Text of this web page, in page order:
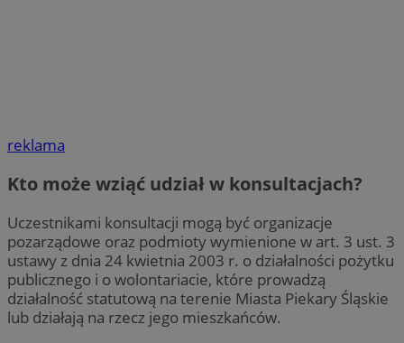
reklama
Kto może wziąć udział w konsultacjach?
Uczestnikami konsultacji mogą być organizacje
pozarządowe oraz podmioty wymienione w art. 3 ust. 3
ustawy z dnia 24 kwietnia 2003 r. o działalności pożytku
publicznego i o wolontariacie, które prowadzą
działalność statutową na terenie Miasta Piekary Śląskie
lub działają na rzecz jego mieszkańców.